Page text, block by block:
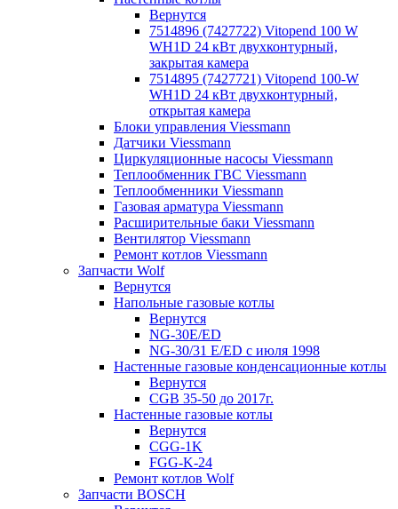
Вернутся
7514896 (7427722) Vitopend 100 W
WH1D 24 кВт двухконтурный,
закрытая камера
7514895 (7427721) Vitopend 100-W
WH1D 24 кВт двухконтурный,
открытая камера
Блоки управления Viessmann
Датчики Viessmann
Циркуляционные насосы Viessmann
Теплообменник ГВС Viessmann
Теплообменники Viessmann
Газовая арматура Viessmann
Расширительные баки Viessmann
Вентилятор Viessmann
Ремонт котлов Viessmann
Запчасти Wolf
Вернутся
Напольные газовые котлы
Вернутся
NG-30E/ED
NG-30/31 E/ED с июля 1998
Настенные газовые конденсационные котлы
Вернутся
CGB 35-50 до 2017г.
Настенные газовые котлы
Вернутся
CGG-1K
FGG-K-24
Ремонт котлов Wolf
Запчасти BOSCH